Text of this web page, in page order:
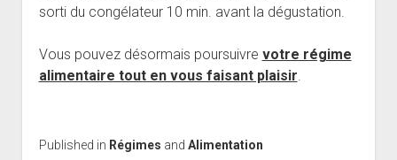
sorti du congélateur 10 min. avant la dégustation.
Vous pouvez désormais poursuivre votre régime
alimentaire tout en vous faisant plaisir.
Published in Régimes and Alimentation